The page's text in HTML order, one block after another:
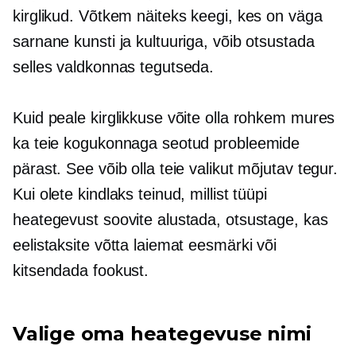
kirglikud. Võtkem näiteks keegi, kes on väga
sarnane kunsti ja kultuuriga, võib otsustada
selles valdkonnas tegutseda.
Kuid peale kirglikkuse võite olla rohkem mures
ka teie kogukonnaga seotud probleemide
pärast. See võib olla teie valikut mõjutav tegur.
Kui olete kindlaks teinud, millist tüüpi
heategevust soovite alustada, otsustage, kas
eelistaksite võtta laiemat eesmärki või
kitsendada fookust.
Valige oma heategevuse nimi